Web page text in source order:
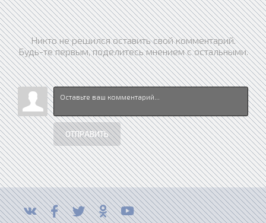
Никто не решился оставить свой комментарий.
Будь-те первым, поделитесь мнением с остальными.
ОТПРАВИТЬ